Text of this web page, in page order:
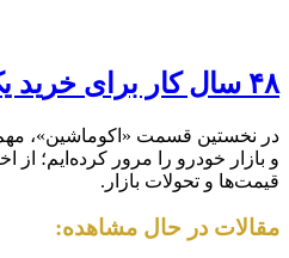
۴۸ سال کار برای خرید یک تویوتا کمری
در نخستین قسمت «اکوماشین»،
و بازار خودرو را مرور کرده‌ایم؛ از
قیمت‌ها و تحولات بازار.
مقالات در حال مشاهده: